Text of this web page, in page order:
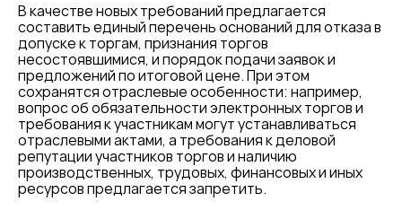
В качестве новых требований предлагается
составить единый перечень оснований для отказа в
допуске к торгам, признания торгов
несостоявшимися, и порядок подачи заявок и
предложений по итоговой цене. При этом
сохранятся отраслевые особенности: например,
вопрос об обязательности электронных торгов и
требования к участникам могут устанавливаться
отраслевыми актами, а требования к деловой
репутации участников торгов и наличию
производственных, трудовых, финансовых и иных
ресурсов предлагается запретить.